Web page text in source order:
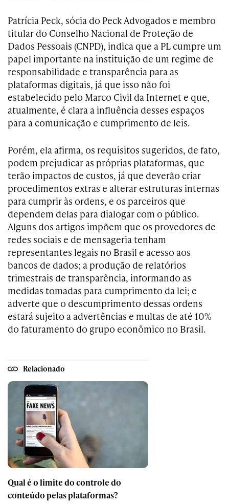
Patrícia Peck, sócia do Peck Advogados e membro
titular do Conselho Nacional de Proteção de
Dados Pessoais (CNPD), indica que a PL cumpre um
papel importante na instituição de um regime de
responsabilidade e transparência para as
plataformas digitais, já que isso não foi
estabelecido pelo Marco Civil da Internet e que,
atualmente, é clara a influência desses espaços
para a comunicação e cumprimento de leis.
Porém, ela afirma, os requisitos sugeridos, de fato,
podem prejudicar as próprias plataformas, que
terão impactos de custos, já que deverão criar
procedimentos extras e alterar estruturas internas
para cumprir às ordens, e os parceiros que
dependem delas para dialogar com o público.
Alguns dos artigos impõem que os provedores de
redes sociais e de mensageria tenham
representantes legais no Brasil e acesso aos
bancos de dados; a produção de relatórios
trimestrais de transparência, informando as
medidas tomadas para cumprimento da lei; e
adverte que o descumprimento dessas ordens
estará sujeito a advertências e multas de até 10%
do faturamento do grupo econômico no Brasil.
Relacionado
Qual é o limite do controle do
conteúdo pelas plataformas?